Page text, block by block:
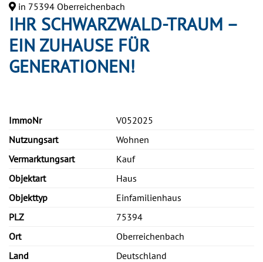
in 75394 Oberreichenbach
IHR SCHWARZWALD-TRAUM –
EIN ZUHAUSE FÜR
GENERATIONEN!
ImmoNr
V052025
Nutzungsart
Wohnen
Vermarktungsart
Kauf
Objektart
Haus
Objekttyp
Einfamilienhaus
PLZ
75394
Ort
Oberreichenbach
Land
Deutschland